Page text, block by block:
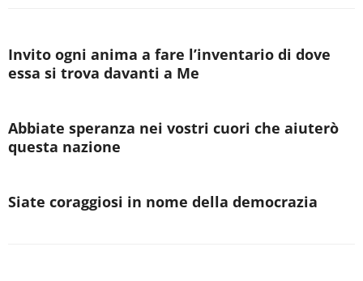
Invito ogni anima a fare l’inventario di dove
essa si trova davanti a Me
Abbiate speranza nei vostri cuori che aiuterò
questa nazione
Siate coraggiosi in nome della democrazia